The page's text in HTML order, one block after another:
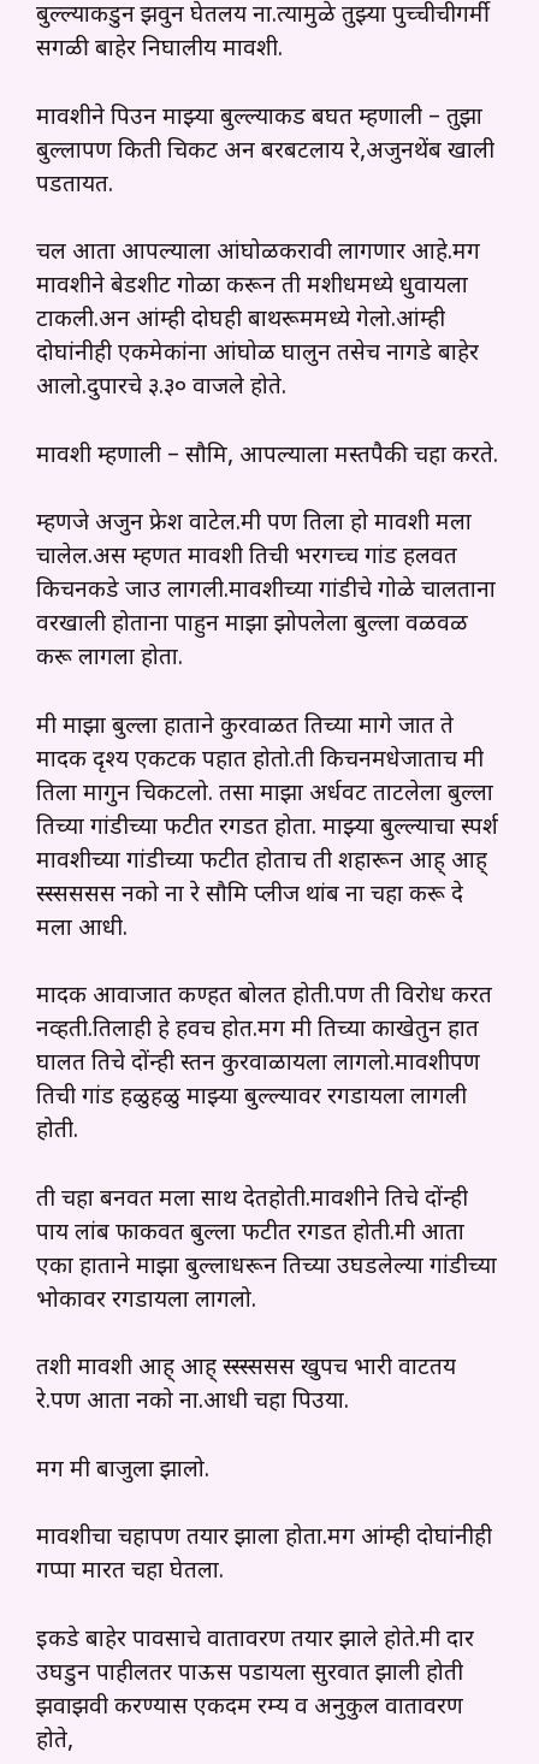
बुल्ल्याकडुन झवुन घेतलय ना.त्यामुळे तुझ्या पुच्चीचीगर्मी
सगळी बाहेर निघालीय मावशी.
मावशीने पिउन माझ्या बुल्ल्याकड बघत म्हणाली – तुझा
बुल्लापण किती चिकट अन बरबटलाय रे,अजुनथेंब खाली
पडतायत.
चल आता आपल्याला आंघोळकरावी लागणार आहे.मग
मावशीने बेडशीट गोळा करून ती मशीधमध्ये धुवायला
टाकली.अन आंम्ही दोघही बाथरूममध्ये गेलो.आंम्ही
दोघांनीही एकमेकांना आंघोळ घालुन तसेच नागडे बाहेर
आलो.दुपारचे ३.३० वाजले होते.
मावशी म्हणाली – सौमित्र, आपल्याला मस्तपैकी चहा करते.
म्हणजे अजुन फ्रेश वाटेल.मी पण तिला हो मावशी मला
चालेल.अस म्हणत मावशी तिची भरगच्च गांड हलवत
किचनकडे जाउ लागली.मावशीच्या गांडीचे गोळे चालताना
वरखाली होताना पाहुन माझा झोपलेला बुल्ला वळवळ
करू लागला होता.
मी माझा बुल्ला हाताने कुरवाळत तिच्या मागे जात ते
मादक दृश्य एकटक पहात होतो.ती किचनमधेजाताच मी
तिला मागुन चिकटलो. तसा माझा अर्धवट ताटलेला बुल्ला
तिच्या गांडीच्या फटीत रगडत होता. माझ्या बुल्ल्याचा स्पर्श
मावशीच्या गांडीच्या फटीत होताच ती शहारून आह् आह्
स्स्सससस नको ना रे सौमित्र प्लीज थांब ना चहा करू दे
मला आधी.
मादक आवाजात कण्हत बोलत होती.पण ती विरोध करत
नव्हती.तिलाही हे हवच होत.मग मी तिच्या काखेतुन हात
घालत तिचे दोंन्ही स्तन कुरवाळायला लागलो.मावशीपण
तिची गांड हळुहळु माझ्या बुल्ल्यावर रगडायला लागली
होती.
ती चहा बनवत मला साथ देतहोती.मावशीने तिचे दोंन्ही
पाय लांब फाकवत बुल्ला फटीत रगडत होती.मी आता
एका हाताने माझा बुल्लाधरून तिच्या उघडलेल्या गांडीच्या
भोकावर रगडायला लागलो.
तशी मावशी आह् आह् स्स्स्ससस खुपच भारी वाटतय
रे.पण आता नको ना.आधी चहा पिउया.
मग मी बाजुला झालो.
मावशीचा चहापण तयार झाला होता.मग आंम्ही दोघांनीही
गप्पा मारत चहा घेतला.
इकडे बाहेर पावसाचे वातावरण तयार झाले होते.मी दार
उघडुन पाहीलतर पाऊस पडायला सुरवात झाली होती
झवाझवी करण्यास एकदम रम्य व अनुकुल वातावरण
होते,